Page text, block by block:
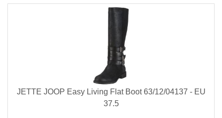
JETTE JOOP Easy Living Flat Boot 63/12/04137 - EU
37.5